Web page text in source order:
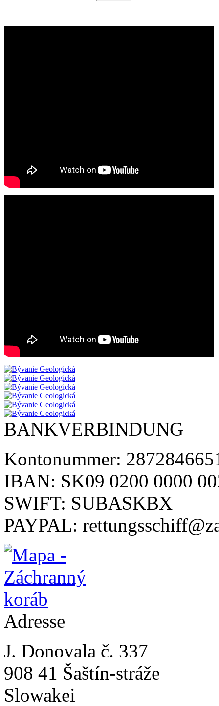
BANKVERBINDUNG
Kontonummer:
IBAN: SK09 0200 0000
SWIFT: SUBASKBX
PAYPAL:
Adresse
J. Donovala č. 337
908 41 Šaštín-stráže
Slowakei